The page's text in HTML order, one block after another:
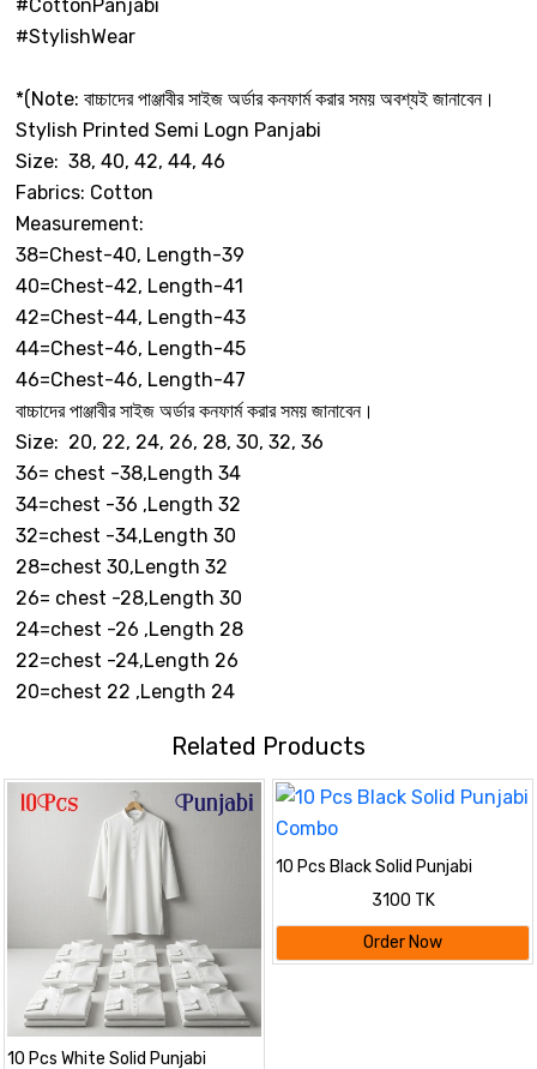
#CottonPanjabi
#StylishWear
*(Note: বাচ্চাদের পাঞ্জাবীর সাইজ অর্ডার কনফার্ম করার সময় অবশ্যই জানাবেন।
Stylish Printed Semi Logn Panjabi
Size: 38, 40, 42, 44, 46
Fabrics: Cotton
Measurement:
38=Chest-40, Length-39
40=Chest-42, Length-41
42=Chest-44, Length-43
44=Chest-46, Length-45
46=Chest-46, Length-47
বাচ্চাদের পাঞ্জাবীর সাইজ অর্ডার কনফার্ম করার সময় জানাবেন।
Size: 20, 22, 24, 26, 28, 30, 32, 36
36= chest -38,Length 34
34=chest -36 ,Length 32
32=chest -34,Length 30
28=chest 30,Length 32
26= chest -28,Length 30
24=chest -26 ,Length 28
22=chest -24,Length 26
20=chest 22 ,Length 24
Related Products
10 Pcs White Solid Punjabi
10 Pcs Black Solid Punjabi
3100 TK
Order Now